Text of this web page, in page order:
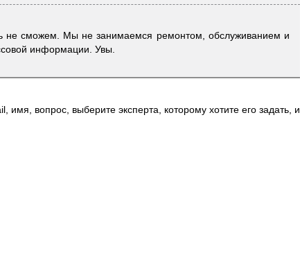
не сможем. Мы не занимаемся ремонтом, обслуживанием и
информации. Увы.
имя, вопрос, выберите эксперта, которому хотите его задать, и